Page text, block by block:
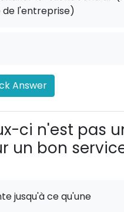
l'entreprise)
Answer
ci n'est pas
un bon
jusqu'à ce qu'une